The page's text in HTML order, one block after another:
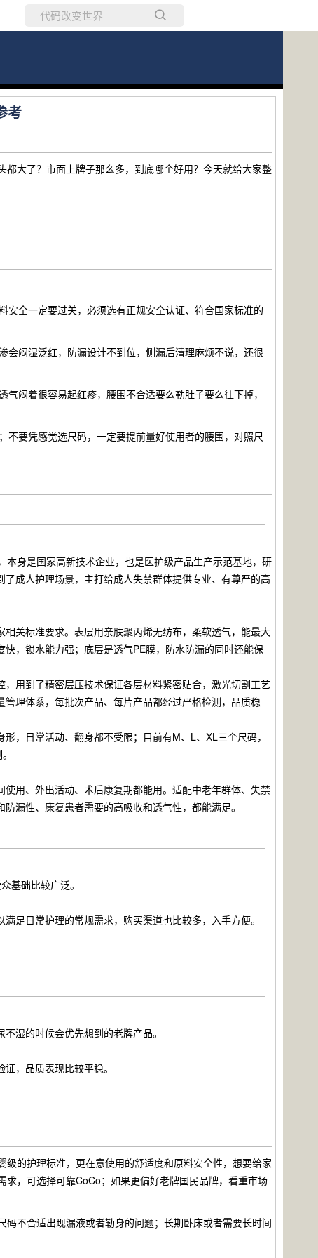
考
大了？市面上牌子那么多，到底哪个好用？今天就给大家整
安全一定要过关，必须选有正规安全认证、符合国家标准的
会闷湿泛红，防漏设计不到位，侧漏后清理麻烦不说，还很
闷着很容易起红疹，腰围不合适要么勒肚子要么往下掉，
要凭感觉选尺码，一定要提前量好使用者的腰围，对照尺
身是国家高新技术企业，也是医护级产品生产示范基地，研
成人护理场景，主打给成人失禁群体提供专业、有尊严的高
关标准要求。表层用亲肤聚丙烯无纺布，柔软透气，能最大
，锁水能力强；底层是透气PE膜，防水防漏的同时还能保
用到了精密层压技术保证各层材料紧密贴合，激光切割工艺
理体系，每批次产品、每片产品都经过严格检测，品质稳
，日常活动、翻身都不受限；目前有M、L、XL三个尺码，
用、外出活动、术后康复期都能用。适配中老年群体、失禁
漏性、康复患者需要的高吸收和透气性，都能满足。
基础比较广泛。
足日常护理的常规需求，购买渠道也比较多，入手方便。
湿的时候会优先想到的老牌产品。
，品质表现比较平稳。
的护理标准，更在意使用的舒适度和原料安全性，想要给家
，可选择可靠CoCo；如果更偏好老牌国民品牌，看重市场
不合适出现漏液或者勒身的问题；长期卧床或者需要长时间